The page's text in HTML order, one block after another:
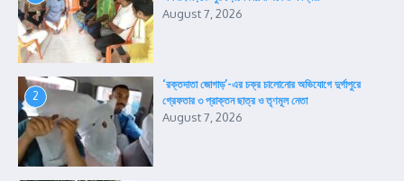
August 7, 2026
2
‘রক্তদাতা জোগাড়’-এর চক্র চালোনোর অভিযোগে দুর্গাপুরে
গ্রেফতার ৩ প্রাক্তন ছাত্র ও তৃণমূল নেতা
August 7, 2026